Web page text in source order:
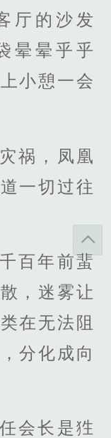
厅的沙发
晕晕乎乎
小憩一会
祸，凤凰
一切过往
百年前蜚
，迷雾让
在无法阻
分化成向
会长是狌